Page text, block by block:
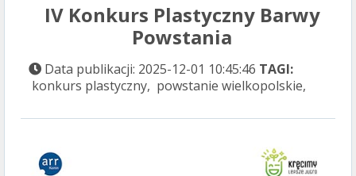
IV Konkurs Plastyczny Barwy
Powstania
Data publikacji: 2025-12-01 10:45:46 TAGI:
konkurs plastyczny, powstanie wielkopolskie,